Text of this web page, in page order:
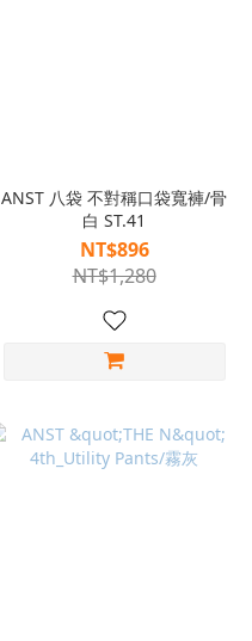
ANST 八袋 不對稱口袋寬褲/骨
白 ST.41
NT$896
NT$1,280